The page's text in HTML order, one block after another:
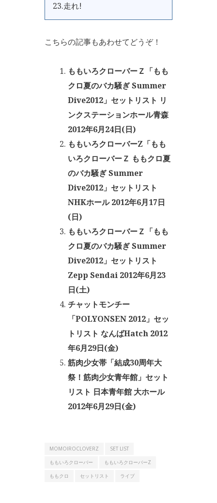
23.走れ!
こちらの記事もあわせてどうぞ！
ももいろクローバーＺ「もも
クロ夏のバカ騒ぎ Summer
Dive2012」セットリスト リ
ンクステーションホール青森
2012年6月24日(日)
ももいろクローバーZ「もも
いろクローバーＺ ももクロ夏
のバカ騒ぎ Summer
Dive2012」セットリスト
NHKホール 2012年6月17日
(日)
ももいろクローバーＺ「もも
クロ夏のバカ騒ぎ Summer
Dive2012」セットリスト
Zepp Sendai 2012年6月23
日(土)
チャットモンチー
「POLYONSEN 2012」セッ
トリスト なんばHatch 2012
年6月29日(金)
筋肉少女帯「結成30周年大
祭！筋肉少女青年館」セット
リスト 日本青年館 大ホール
2012年6月29日(金)
MOMOIROCLOVERZ
SET LIST
ももいろクローバー
ももいろクローバーZ
ももクロ
セットリスト ライブ